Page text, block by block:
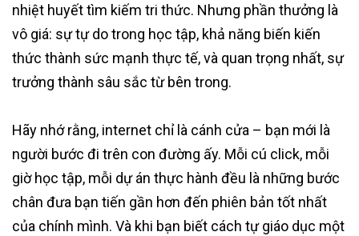
nhiệt huyết tìm kiếm tri thức. Nhưng phần thưởng là
vô giá: sự tự do trong học tập, khả năng biến kiến
thức thành sức mạnh thực tế, và quan trọng nhất, sự
trưởng thành sâu sắc từ bên trong.
Hãy nhớ rằng, internet chỉ là cánh cửa – bạn mới là
người bước đi trên con đường ấy. Mỗi cú click, mỗi
giờ học tập, mỗi dự án thực hành đều là những bước
chân đưa bạn tiến gần hơn đến phiên bản tốt nhất
của chính mình. Và khi bạn biết cách tự giáo dục một